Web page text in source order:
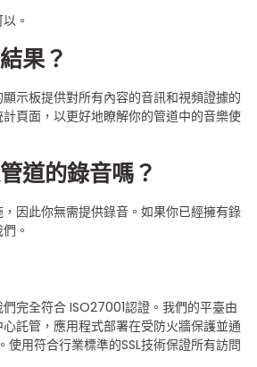
。
果？
示板提供對所有內容的音訊和視頻證據的
頁面，以更好地瞭解你的管道中的音樂使
道的錄音嗎？
因此你無需提供錄音。如果你已經擁有錄
。
完全符合 ISO27001認證。我們的平臺由
託管，應用程式部署在受防火牆保護並通
使用符合行業標準的SSL技術保證所有訪問